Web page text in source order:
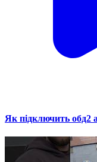
Як підключить обд2